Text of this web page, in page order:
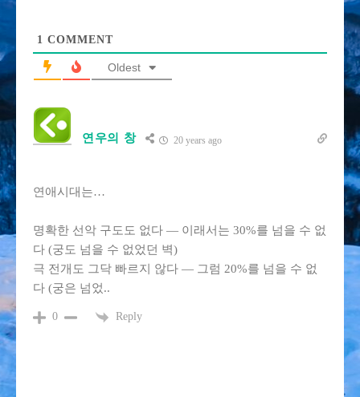
1 COMMENT
Oldest
연우의 창 20 years ago
연애시대는…
명확한 선악 구도도 없다 — 이래서는 30%를 넘을 수 없
다 (궁도 넘을 수 없었던 벽)
극 전개도 그닥 빠르지 않다 — 그럼 20%를 넘을 수 없
다 (궁은 넘었..
0 Reply